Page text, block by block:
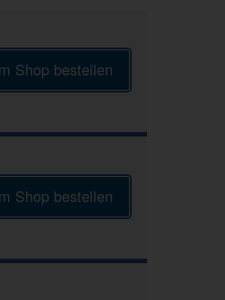
Shop bestellen
Shop bestellen